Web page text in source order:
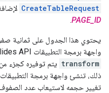
CreateTableRequest
PAGE_ID
.
يحتوي هذا الجدول على ثمانية
واجهة برمجة التطبيقات Slides API تتجاهل أي حقل
transform يتم توفيره كجزء من
ذلك، تنشئ واجهة برمجة
تغيير حجمه لاستيعاب عدد الصفوف